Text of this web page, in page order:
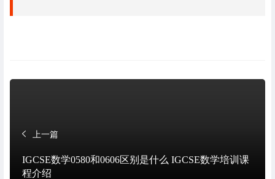
上一篇
IGCSE数学0580和0606区别是什么 IGCSE数学培训课
程介绍